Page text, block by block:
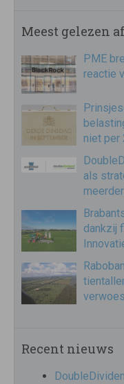
Meest gelezen
PME
reactie
niet per
als
dankzij
Recent nieuws